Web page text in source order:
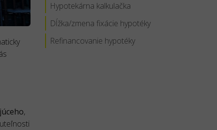
,
Hypotekárna kalkulačka
Dĺžka/zmena fixácie hypotéky
Refinancovanie hypotéky